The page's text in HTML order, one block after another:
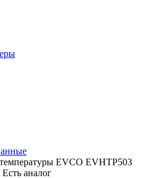
EVCO EVHTP503
аналог